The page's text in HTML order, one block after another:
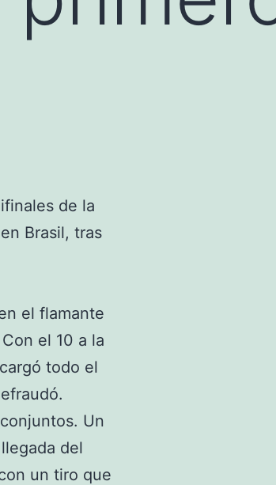
de la
Brasil, tras
el flamante
el 10 a la
todo el
Un
del
un tiro que